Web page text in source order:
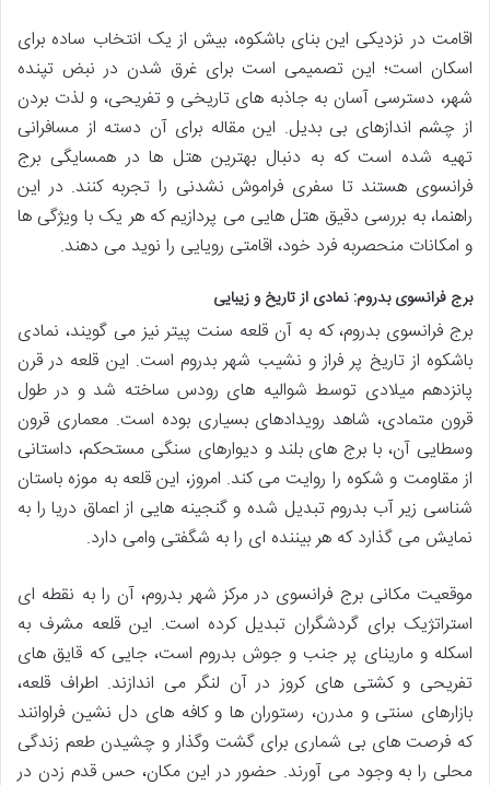
اقامت در نزدیکی این بنای باشکوه، بیش از یک انتخاب ساده برای
اسکان است؛ این تصمیمی است برای غرق شدن در نبض تپنده
شهر، دسترسی آسان به جاذبه های تاریخی و تفریحی، و لذت بردن
از چشم اندازهای بی بدیل. این مقاله برای آن دسته از مسافرانی
تهیه شده است که به دنبال بهترین هتل ها در همسایگی برج
فرانسوی هستند تا سفری فراموش نشدنی را تجربه کنند. در این
راهنما، به بررسی دقیق هتل هایی می پردازیم که هر یک با ویژگی ها
و امکانات منحصربه فرد خود، اقامتی رویایی را نوید می دهند.
برج فرانسوی بدروم: نمادی از تاریخ و زیبایی
برج فرانسوی بدروم، که به آن قلعه سنت پیتر نیز می گویند، نمادی
باشکوه از تاریخ پر فراز و نشیب شهر بدروم است. این قلعه در قرن
پانزدهم میلادی توسط شوالیه های رودس ساخته شد و در طول
قرون متمادی، شاهد رویدادهای بسیاری بوده است. معماری قرون
وسطایی آن، با برج های بلند و دیوارهای سنگی مستحکم، داستانی
از مقاومت و شکوه را روایت می کند. امروز، این قلعه به موزه باستان
شناسی زیر آب بدروم تبدیل شده و گنجینه هایی از اعماق دریا را به
نمایش می گذارد که هر بیننده ای را به شگفتی وامی دارد.
موقعیت مکانی برج فرانسوی در مرکز شهر بدروم، آن را به نقطه ای
استراتژیک برای گردشگران تبدیل کرده است. این قلعه مشرف به
اسکله و مارینای پر جنب و جوش بدروم است، جایی که قایق های
تفریحی و کشتی های کروز در آن لنگر می اندازند. اطراف قلعه،
بازارهای سنتی و مدرن، رستوران ها و کافه های دل نشین فراوانند
که فرصت های بی شماری برای گشت وگذار و چشیدن طعم زندگی
محلی را به وجود می آورند. حضور در این مکان، حس قدم زدن در